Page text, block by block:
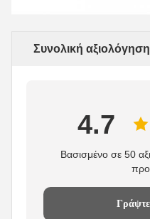
Συνολική αξιολόγηση
4.7
Βασισμένο σε 50
Γράψτε